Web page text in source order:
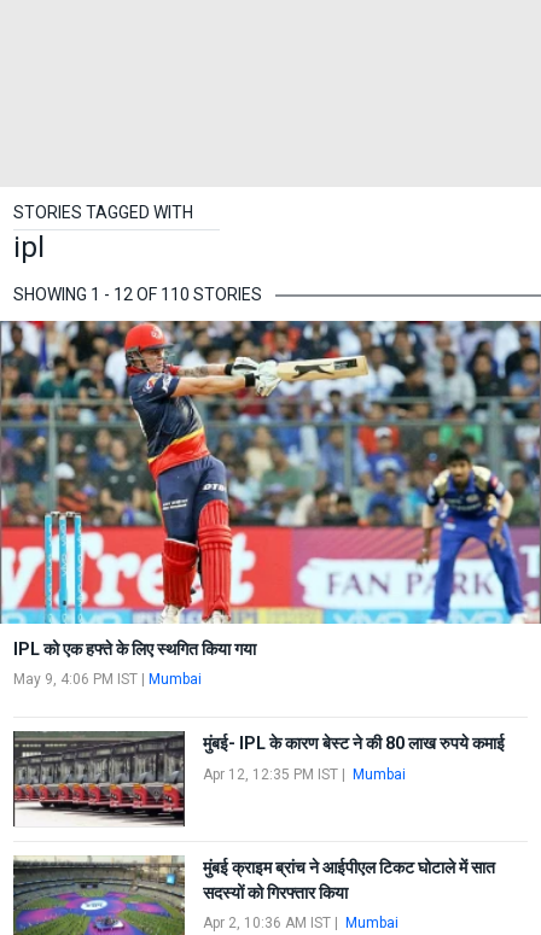
STORIES TAGGED WITH
ipl
SHOWING 1 - 12 OF 110 STORIES
IPL को एक हफ्ते के लिए स्थगित किया गया
May 9, 4:06 PM IST Mumbai
मुंबई- IPL के कारण बेस्ट ने की 80 लाख रुपये कमाई
Apr 12, 12:35 PM IST| Mumbai
मुंबई क्राइम ब्रांच ने आईपीएल टिकट घोटाले में सात
सदस्यों को गिरफ्तार किया
Apr 2, 10:36 AM IST| Mumbai